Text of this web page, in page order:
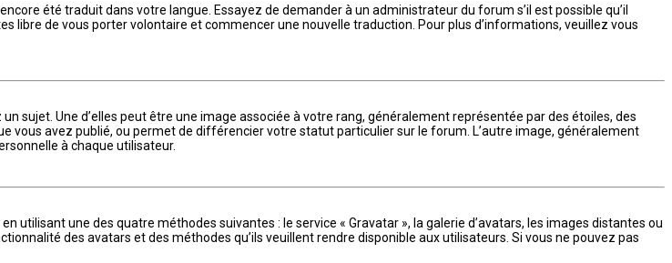
été traduit dans votre langue. Essayez de demander à un administrateur du forum s’il est possible qu’il
libre de vous porter volontaire et commencer une nouvelle traduction. Pour plus d’informations, veuillez vous
sujet. Une d’elles peut être une image associée à votre rang, généralement représentée par des étoiles, des
vous avez publié, ou permet de différencier votre statut particulier sur le forum. L’autre image, généralement
à chaque utilisateur.
utilisant une des quatre méthodes suivantes : le service « Gravatar », la galerie d’avatars, les images distantes ou
des avatars et des méthodes qu’ils veuillent rendre disponible aux utilisateurs. Si vous ne pouvez pas